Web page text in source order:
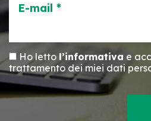
E-mail *
Ho letto l’informativa e
trattamento dei miei dati